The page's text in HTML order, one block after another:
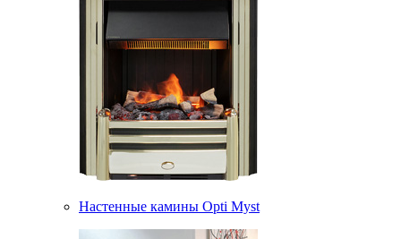
Настенные камины Opti Myst